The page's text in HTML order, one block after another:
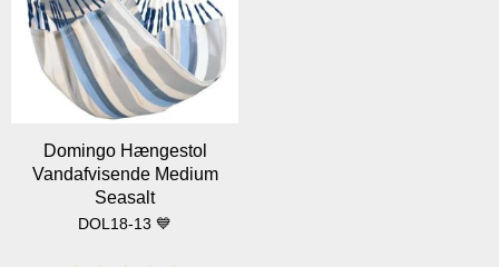
Domingo Hængestol
Vandafvisende Medium
Seasalt
DOL18-13 💙